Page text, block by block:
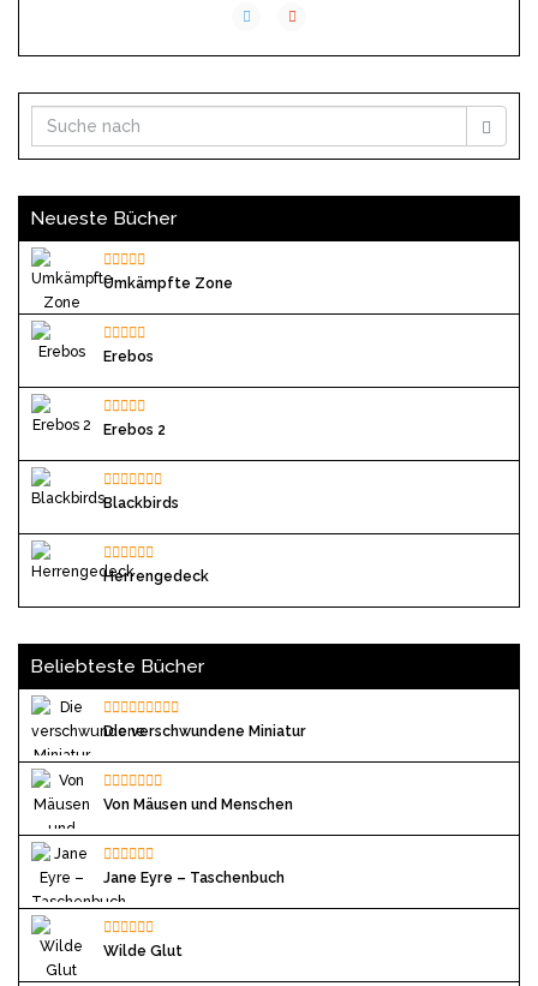
Neueste Bücher
Umkämpfte Zone
Erebos
Erebos 2
Blackbirds
Herrengedeck
Beliebteste Bücher
Die verschwundene Miniatur
Von Mäusen und Menschen
Jane Eyre – Taschenbuch
Wilde Glut